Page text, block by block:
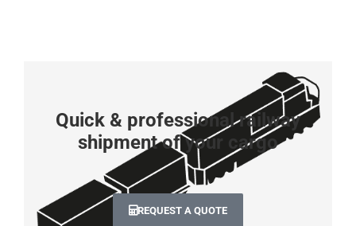
Quick & professional railway
shipment of your cargo
REQUEST A QUOTE